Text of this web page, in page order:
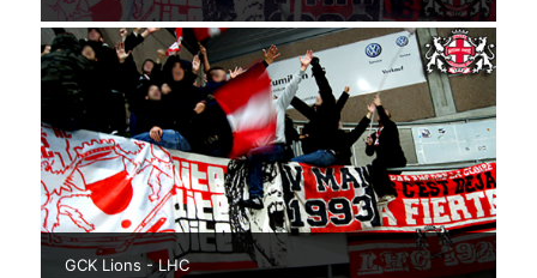
GCK Lions - LHC